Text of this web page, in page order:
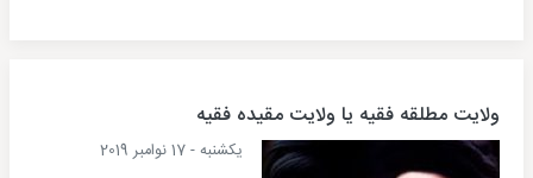
ولایت مطلقه فقیه یا ولایت مقیده فقیه
یکشنبه - 17 نوامبر 2019